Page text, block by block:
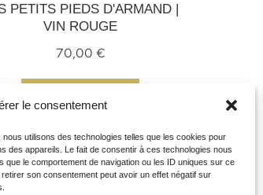
le consentement
utilisons des technologies telles que les cookies pour
des appareils. Le fait de consentir à ces technologies nous
que le comportement de navigation ou les ID uniques sur ce
son consentement peut avoir un effet négatif sur
PETITS PIEDS D'ARMAND |
VIN ROUGE
70,00 €